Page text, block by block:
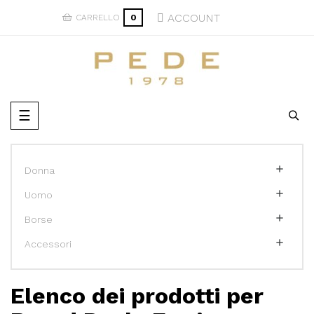
CARRELLO 0 ACCOUNT
navigazione
Toggle
☰
Donna 
Uomo 
Borse 
Accessori 
Elenco dei prodotti per